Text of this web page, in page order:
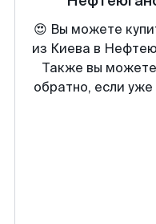
😍 Вы можете
из Киева в
Также вы
обратно, если